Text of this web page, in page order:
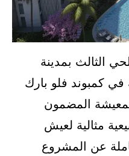
الثالث بمدينة
كمبوند فلو بارك
المضمون
مثالية لعيش
عن المشروع